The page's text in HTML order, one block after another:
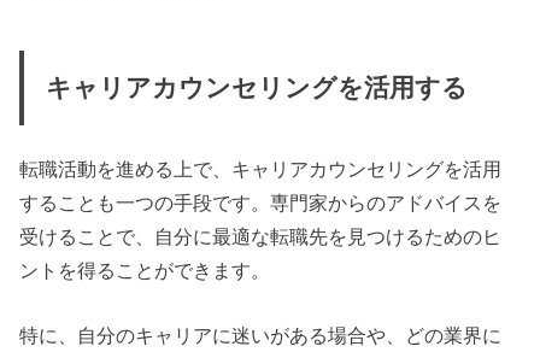
キャリアカウンセリングを活用する
転職活動を進める上で、キャリアカウンセリングを活用
することも一つの手段です。専門家からのアドバイスを
受けることで、自分に最適な転職先を見つけるためのヒ
ントを得ることができます。
特に、自分のキャリアに迷いがある場合や、どの業界に